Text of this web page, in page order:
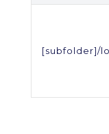
[subfolder]/